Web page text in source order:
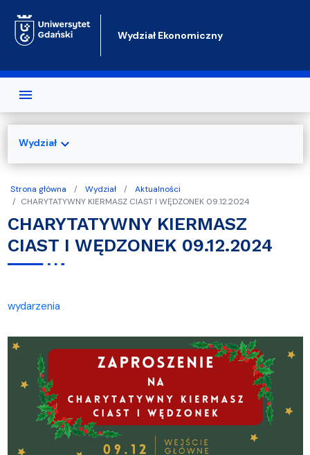
Wydział Ekonomiczny
Strona główna Wydział
Aktualności
CHARYTATYWNY KIERMASZ CIAST I WĘDZONEK 09.12.2024
CHARYTATYWNY KIERMASZ
CIAST I WĘDZONEK 09.12.2024
wydarzenia
Wydziałexpand_more